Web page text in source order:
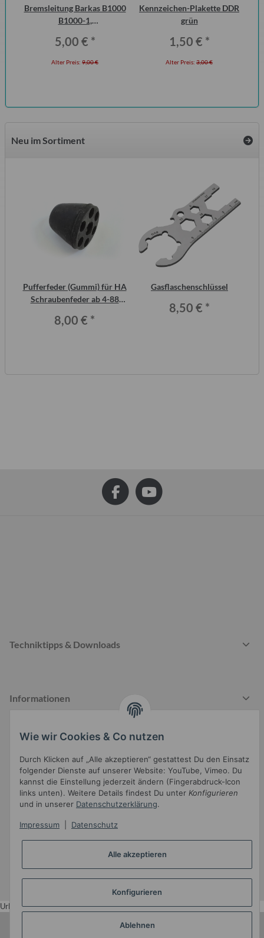
Bremsleitung Barkas B1000
B1000-1,
5,00 € *
Alter Preis: 9,00 €
Kennzeichen-Plakette DDR
grün
1,50 € *
Alter Preis: 3,00 €
Neu im Sortiment
Pufferfeder (Gummi) für HA
Schraubenfeder ab 4-88
8,00 € *
Gasflaschenschlüssel
8,50 € *
Techniktipps & Downloads
Informationen
Widerrufsbutton
* Alle Preise inkl. gesetzlicher USt.
Wie wir Cookies & Co nutzen
Durch Klicken auf „Alle akzeptieren“ gestattest Du den Einsatz
folgender Dienste auf unserer Website: YouTube, Vimeo. Du
kannst die Einstellung jederzeit ändern (Fingerabdruck-Icon
links unten). Weitere Details findest Du unter Konfigurieren
und in unserer Datenschutzerklärung.
Impressum Datenschutz
Alle akzeptieren
Konfigurieren
Ablehnen
Urlaub